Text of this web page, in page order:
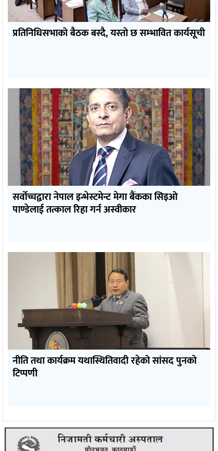
प्रतिनिधिसभाको बैठक बस्दै, यस्तो छ सम्भावित कार्यसूची
सर्वोच्चद्वारा नेपाल इन्भेस्टमेन्ट मेगा बैंकका सिइओ
पाण्डेलाई तत्काल रिहा गर्न अस्वीकार
नीति तथा कार्यक्रम यथास्थितिवादी रहेको सांसद पुनको
टिप्पणी